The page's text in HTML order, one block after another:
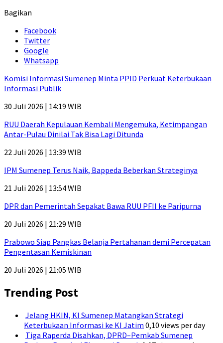
Bagikan
Facebook
Twitter
Google
Whatsapp
Komisi Informasi Sumenep Minta PPID Perkuat Keterbukaan
Informasi Publik
30 Juli 2026 | 14:19 WIB
RUU Daerah Kepulauan Kembali Mengemuka, Ketimpangan
Antar-Pulau Dinilai Tak Bisa Lagi Ditunda
22 Juli 2026 | 13:39 WIB
IPM Sumenep Terus Naik, Bappeda Beberkan Strateginya
21 Juli 2026 | 13:54 WIB
DPR dan Pemerintah Sepakat Bawa RUU PFII ke Paripurna
20 Juli 2026 | 21:29 WIB
Prabowo Siap Pangkas Belanja Pertahanan demi Percepatan
Pengentasan Kemiskinan
20 Juli 2026 | 21:05 WIB
Trending Post
Jelang HKIN, KI Sumenep Matangkan Strategi
Keterbukaan Informasi ke KI Jatim 0,10 views per day
Tiga Raperda Disahkan, DPRD–Pemkab Sumenep